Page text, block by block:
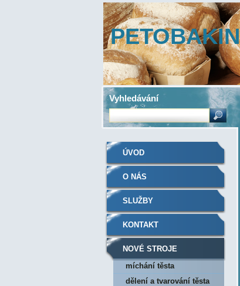
ÚVOD
O NÁS
SLUŽBY
KONTAKT
NOVÉ STROJE
míchání těsta
dělení a tvarování těsta
Vyhledávání